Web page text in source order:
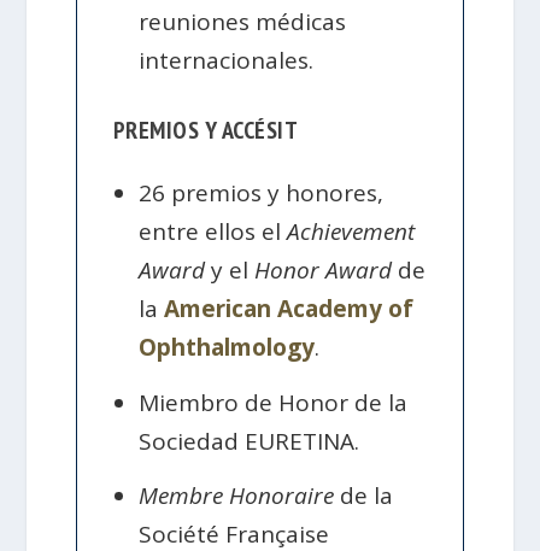
reuniones médicas
internacionales.
PREMIOS Y ACCÉSIT
26 premios y honores,
entre ellos elAchievement
Awardy el Honor Awardde
laAmerican Academy of
Ophthalmology.
Miembro de Honor de la
Sociedad EURETINA.
Membre Honoraire de la
Société Française